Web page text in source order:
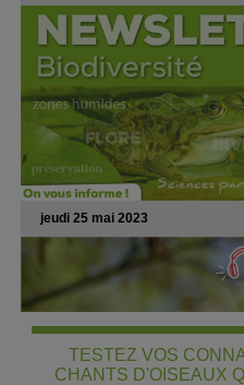
jeudi 25 mai 2023
TESTEZ VOS
CHANTS D'OISEAUX